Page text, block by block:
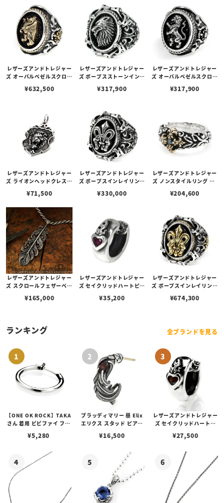
レザーズアンドトレジャー
ズ オーバルベゼルスクロー
gグリフィン＆クロス＆ロ
¥632,500
レザーズアンドトレジャー
ズ ポープスストーンインレ
ングレイ（ブラック） w/
¥317,900
レザーズアンドトレジャー
ズ オーバルベゼルスクロー
オン w/ダイヤモンド（サ
¥317,900
レザーズアンドトレジャー
ズ ライオンヘッドクレスト
ド（トップのみ）
¥71,500
レザーズアンドトレジャー
ズ ポープスインレイリング
ュー w/ブラックダイヤモ
ド）
¥330,000
レザーズアンドトレジャー
ズ ノンスタイルリング w/
w/ブルーダイヤモンド
¥204,600
レザーズアンドトレジャー
ズ スクロールフェザーペン
ヴェ
¥165,000
レザーズアンドトレジャー
ズ セイクリッドハートピア
¥35,200
レザーズアンドトレジャー
ズ ポープスインレイリング
スシュー＆サイドクロス＆
¥674,300
ランキング 全ブランドを見る
【ONE OK ROCK】TAKA
さん 着用 ビビファイ フー
¥5,280
ブラッディマリー 昼 Elix
エリクス スタッド ピアス
¥16,500
レザーズアンドトレジャー
ズ セイクリッドハートピ
¥27,500